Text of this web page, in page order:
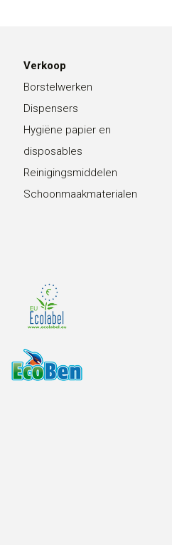
Verkoop
Borstelwerken
Dispensers
Hygiëne papier en
disposables
Reinigingsmiddelen
Schoonmaakmaterialen